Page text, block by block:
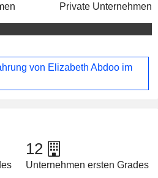
Private Unternehmen
von Elizabeth Abdoo im
12
Unternehmen ersten Grades